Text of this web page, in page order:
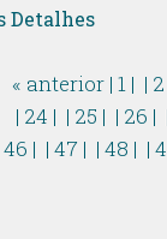
Detalhes
« anterior | 1 | |
| 24 | | 25 | | 26 |
46 | | 47 | | 48 | |